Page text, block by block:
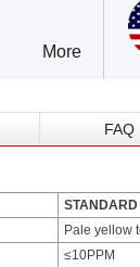
More
FAQ
STANDARD
Pale yellow
≤10PPM